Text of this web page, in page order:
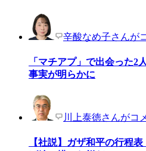
辛酸なめ子さんが
「マチアプ」で出会った
事実が明らかに
川上泰徳さんがコ
【社説】ガザ和平の行程